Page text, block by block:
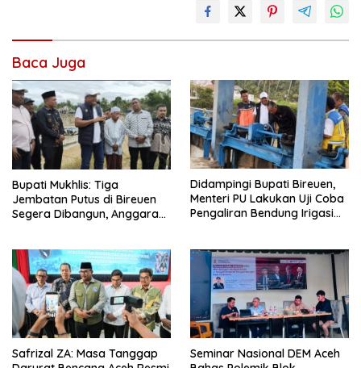
Baca Juga
Bupati Mukhlis: Tiga
Jembatan Putus di Bireuen
Segera Dibangun, Anggaran
Didampingi Bupati Bireuen,
Menteri PU Lakukan Uji Coba
Pengaliran Bendung Irigasi
Safrizal ZA: Masa Tanggap
Seminar Nasional DEM Aceh